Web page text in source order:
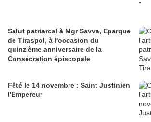
Salut patriarcal à Mgr Savva, Eparque
de Tiraspol, à l'occasion du
quinzième anniversaire de la
Consécration épiscopale
Fêté le 14 novembre : Saint Justinien
l'Empereur